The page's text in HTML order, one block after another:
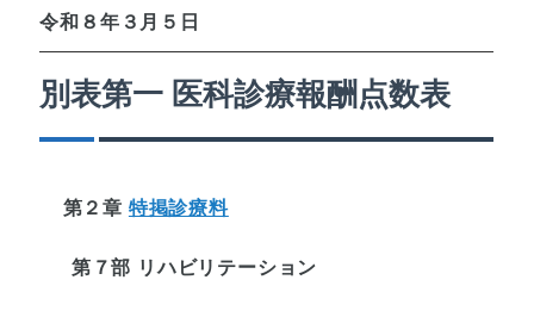
令和８年３月５日
別表第一 医科診療報酬点数表
第２章 特掲診療料
第７部 リハビリテーション